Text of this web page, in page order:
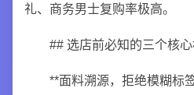
礼、商务男士复购率极高。
## 选店前必知的三个核心
**面料溯源，拒绝模糊标签